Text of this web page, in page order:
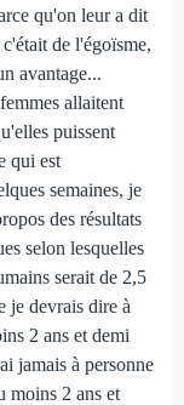
qu'on leur a dit
de l'égoïsme,
avantage...
allaitent
puissent
qui est
semaines, je
des résultats
selon lesquelles
serait de 2,5
je devrais dire à
2 ans et demi
jamais à personne
moins 2 ans et